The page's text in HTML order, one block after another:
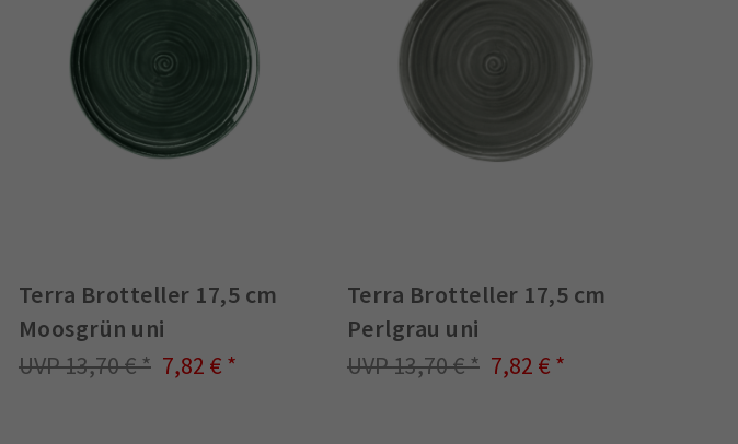
Terra Brotteller 17,5 cm
Moosgrün uni
13,70 €
7,82 €
Terra Brotteller 17,5 cm
Perlgrau uni
13,70 €
7,82 €